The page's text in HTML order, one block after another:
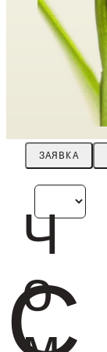
С
ЗАЯВКА
Ч
о